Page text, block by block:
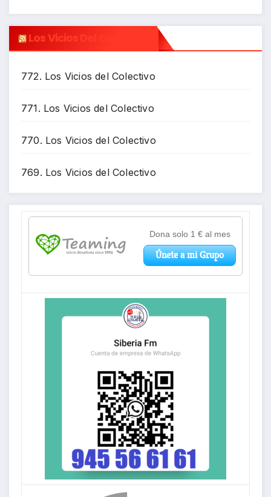
Los Vicios Del Colectivo
772. Los Vicios del Colectivo
771. Los Vicios del Colectivo
770. Los Vicios del Colectivo
769. Los Vicios del Colectivo